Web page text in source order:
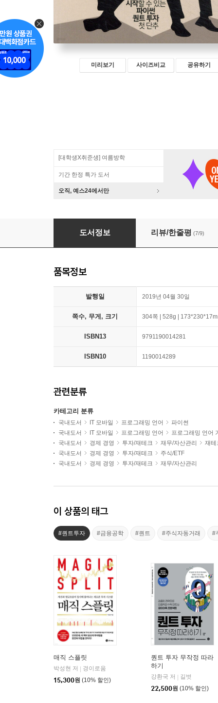
미리보기 사이즈비교 공유하기
[대학생X취준생] 여름방학
기간 한정 특가 도서
오직, 예스24에서만
퀀트 전략 파이썬으로 세워라
도서정보 리뷰/한줄평 (7/9)
품목정보
발행일 2019년 04월 30일
쪽수, 무게, 크기 304쪽 | 528g |
ISBN13 9791190014281
ISBN10 1190014289
관련분류
카테고리 분류
국내도서 IT 모바일 프로그래밍 언어
파이썬
국내도서
IT 모바일 프로그래밍 언어
프로그래밍 언어
국내도서
경제 경영 투자/재테크 재무/자산관리
재테
국내도서
경제 경영 투자/재테크
주식/ETF
국내도서
경제 경영 투자/재테크 재무/자산관리
이 상품의 태그
#퀀트투자 #금융공학 #퀀트 #주식자동거래 #
매직 스플릿
박성현 저
경이로움
15,300원 (10% 할인)
퀀트 투자 무작정 따라
하기
강환국 저
길벗
22,500원 (10% 할인)